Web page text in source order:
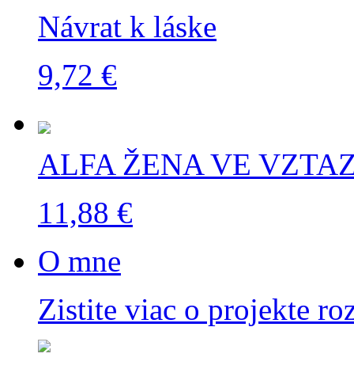
Návrat k láske
9,72 €
ALFA ŽENA VE
11,88 €
O mne
Zistite viac o projekte